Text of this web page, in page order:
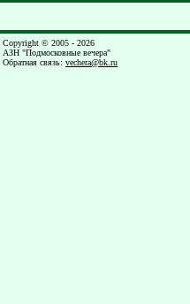
Copyright © 2005 - 2026
АЗН "Подмосковные вечера"
Обратная связь: vechera@bk.ru